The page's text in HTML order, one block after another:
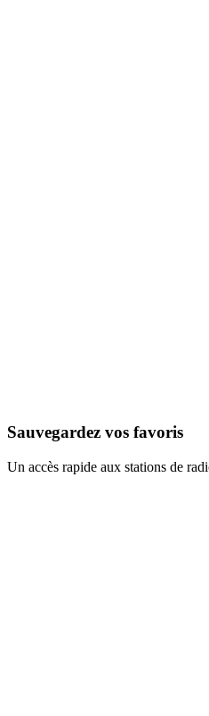
Sauvegardez vos favoris
Un accès rapide aux stations de